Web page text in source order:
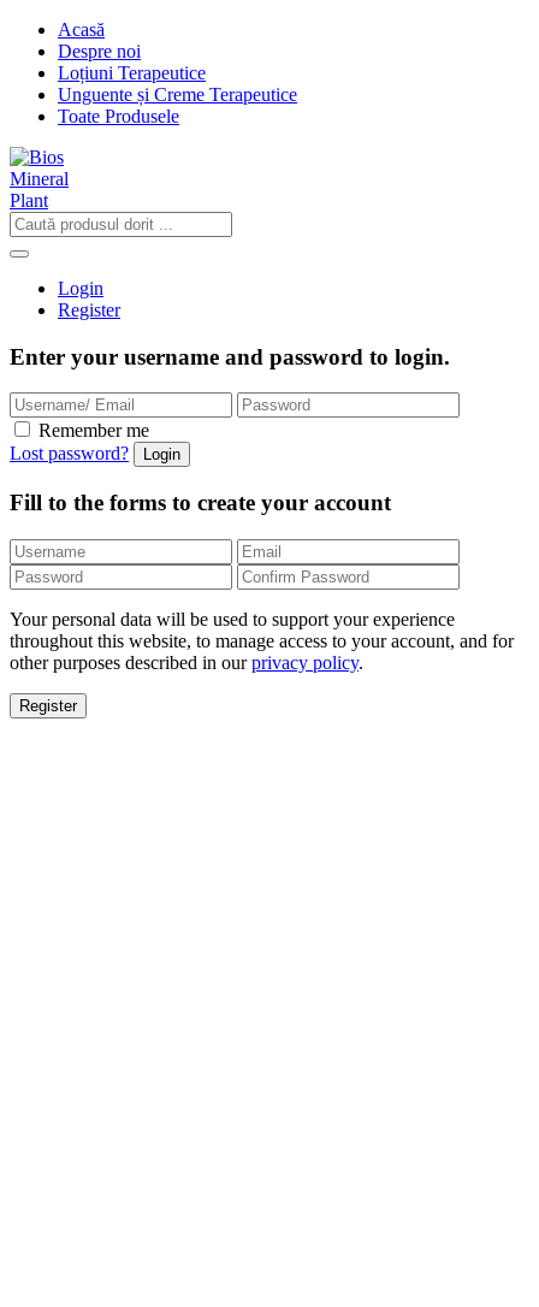
Acasă
Despre noi
Loțiuni Terapeutice
Unguente și Creme Terapeutice
Toate Produsele
Login
Register
Enter your username and password to login.
Remember me
Lost password?
Fill to the forms to create your account
Your personal data will be used to support your experience
throughout this website, to manage access to your account, and for
other purposes described in ourprivacy policy.